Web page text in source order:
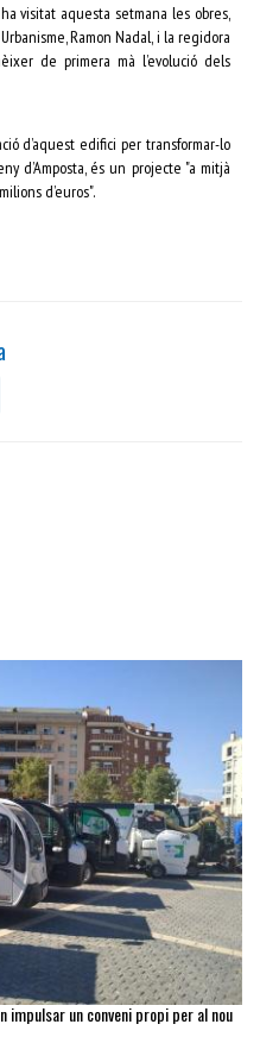
ha visitat aquesta setmana les obres,
Ramon Nadal, i la regidora
de primera mà l’evolució dels
d’aquest edifici per transformar-lo
d’Amposta, és un projecte "a mitjà
d’euros".
impulsar un conveni propi per al nou